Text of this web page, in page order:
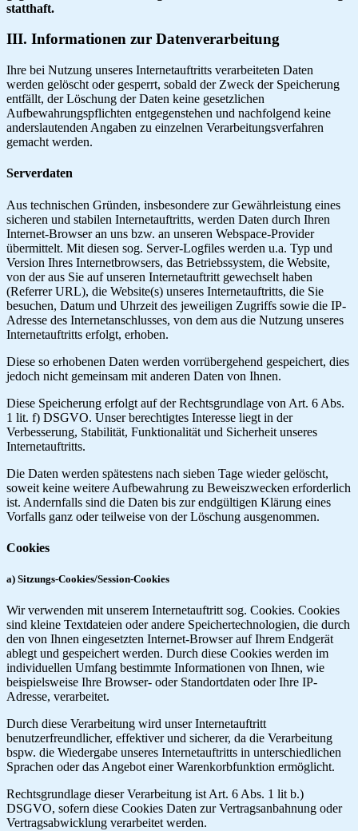
statthaft.
III. Informationen zur Datenverarbeitung
Ihre bei Nutzung unseres Internetauftritts verarbeiteten Daten
werden gelöscht oder gesperrt, sobald der Zweck der Speicherung
entfällt, der Löschung der Daten keine gesetzlichen
Aufbewahrungspflichten entgegenstehen und nachfolgend keine
anderslautenden Angaben zu einzelnen Verarbeitungsverfahren
gemacht werden.
Serverdaten
Aus technischen Gründen, insbesondere zur Gewährleistung eines
sicheren und stabilen Internetauftritts, werden Daten durch Ihren
Internet-Browser an uns bzw. an unseren Webspace-Provider
übermittelt. Mit diesen sog. Server-Logfiles werden u.a. Typ und
Version Ihres Internetbrowsers, das Betriebssystem, die Website,
von der aus Sie auf unseren Internetauftritt gewechselt haben
(Referrer URL), die Website(s) unseres Internetauftritts, die Sie
besuchen, Datum und Uhrzeit des jeweiligen Zugriffs sowie die IP-
Adresse des Internetanschlusses, von dem aus die Nutzung unseres
Internetauftritts erfolgt, erhoben.
Diese so erhobenen Daten werden vorrübergehend gespeichert, dies
jedoch nicht gemeinsam mit anderen Daten von Ihnen.
Diese Speicherung erfolgt auf der Rechtsgrundlage von Art. 6 Abs.
1 lit. f) DSGVO. Unser berechtigtes Interesse liegt in der
Verbesserung, Stabilität, Funktionalität und Sicherheit unseres
Internetauftritts.
Die Daten werden spätestens nach sieben Tage wieder gelöscht,
soweit keine weitere Aufbewahrung zu Beweiszwecken erforderlich
ist. Andernfalls sind die Daten bis zur endgültigen Klärung eines
Vorfalls ganz oder teilweise von der Löschung ausgenommen.
Cookies
a) Sitzungs-Cookies/Session-Cookies
Wir verwenden mit unserem Internetauftritt sog. Cookies. Cookies
sind kleine Textdateien oder andere Speichertechnologien, die durch
den von Ihnen eingesetzten Internet-Browser auf Ihrem Endgerät
ablegt und gespeichert werden. Durch diese Cookies werden im
individuellen Umfang bestimmte Informationen von Ihnen, wie
beispielsweise Ihre Browser- oder Standortdaten oder Ihre IP-
Adresse, verarbeitet.
Durch diese Verarbeitung wird unser Internetauftritt
benutzerfreundlicher, effektiver und sicherer, da die Verarbeitung
bspw. die Wiedergabe unseres Internetauftritts in unterschiedlichen
Sprachen oder das Angebot einer Warenkorbfunktion ermöglicht.
Rechtsgrundlage dieser Verarbeitung ist Art. 6 Abs. 1 lit b.)
DSGVO, sofern diese Cookies Daten zur Vertragsanbahnung oder
Vertragsabwicklung verarbeitet werden.